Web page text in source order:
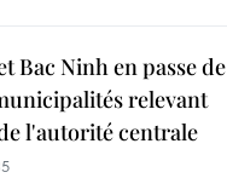
Bac Ninh en passe de
relevant
l'autorité centrale